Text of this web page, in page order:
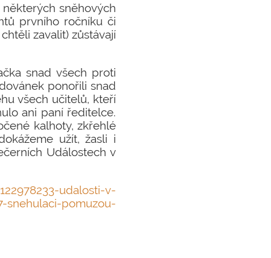
sněhových
prvního ročníku či
zavalit) zůstávají
snad všech proti
ponořili snad
všech učitelů, kteří
ani paní ředitelce.
kalhoty, zkřehlé
užít, žasli i
Událostech v
udalosti-v-
snehulaci-pomuzou-